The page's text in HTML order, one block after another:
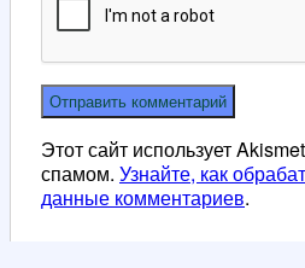
Этот сайт использует
спамом. Узнайте, как
данные комментариев.